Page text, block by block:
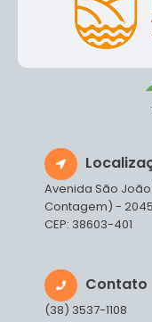
Avenida São
Contagem) -
CEP: 38603-401
Contato
(38) 3537-1108